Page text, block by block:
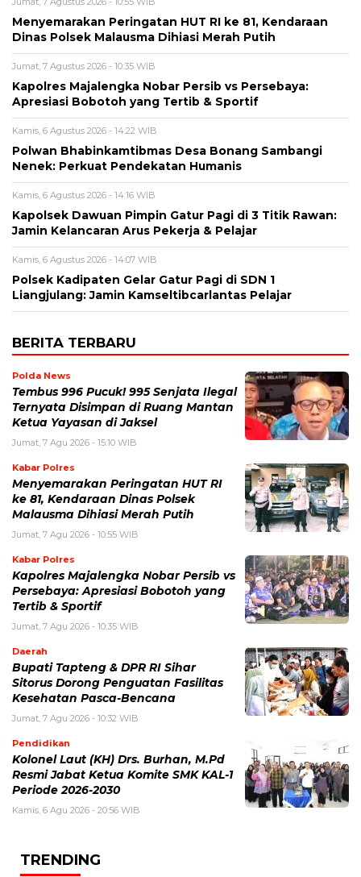
Menyemarakan Peringatan HUT RI ke 81, Kendaraan
Dinas Polsek Malausma Dihiasi Merah Putih
Jumat, 7 Agustus 2026 - 10:35 WIB
Kapolres Majalengka Nobar Persib vs Persebaya:
Apresiasi Bobotoh yang Tertib & Sportif
Kamis, 6 Agustus 2026 - 14:22 WIB
Polwan Bhabinkamtibmas Desa Bonang Sambangi
Nenek: Perkuat Pendekatan Humanis
Kamis, 6 Agustus 2026 - 14:16 WIB
Kapolsek Dawuan Pimpin Gatur Pagi di 3 Titik Rawan:
Jamin Kelancaran Arus Pekerja & Pelajar
Kamis, 6 Agustus 2026 - 14:07 WIB
Polsek Kadipaten Gelar Gatur Pagi di SDN 1
Liangjulang: Jamin Kamseltibcarlantas Pelajar
BERITA TERBARU
Polda News
Tembus 996 Pucuk! 995 Senjata Ilegal
Ternyata Disimpan di Ruang Mantan
Ketua Yayasan di Jaksel
Jumat, 7 Agu 2026 - 15:10 WIB
Kabar Polres
Menyemarakan Peringatan HUT RI
ke 81, Kendaraan Dinas Polsek
Malausma Dihiasi Merah Putih
Jumat, 7 Agu 2026 - 10:55 WIB
Kabar Polres
Kapolres Majalengka Nobar Persib vs
Persebaya: Apresiasi Bobotoh yang
Tertib & Sportif
Jumat, 7 Agu 2026 - 10:35 WIB
Daerah
Bupati Tapteng & DPR RI Sihar
Sitorus Dorong Penguatan Fasilitas
Kesehatan Pasca-Bencana
Jumat, 7 Agu 2026 - 10:32 WIB
Pendidikan
Kolonel Laut (KH) Drs. Burhan, M.Pd
Resmi Jabat Ketua Komite SMK KAL-1
Periode 2026-2030
Kamis, 6 Agu 2026 - 20:56 WIB
TRENDING